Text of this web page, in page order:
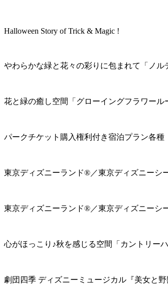
Halloween Story of Trick & Magic !
やわらかな緑と花々の彩りに包まれて「ノル
花と緑の癒し空間「グローイングフラワール
パークチケット購入権利付き宿泊プラン各種
東京ディズニーランド®／東京ディズニーシ
東京ディズニーランド®／東京ディズニーシ
心がほっこり♪秋を感じる空間「カントリー
劇団四季 ディズニーミュージカル『美女と